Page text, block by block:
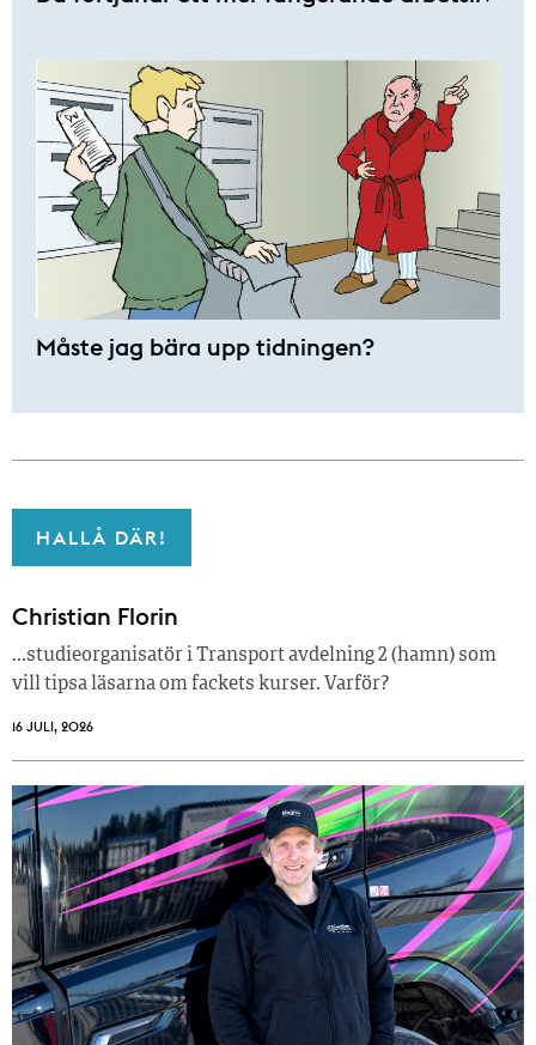
Måste jag bära upp tidningen?
HALLÅ DÄR!
Christian Florin
…studieorganisatör i Transport avdelning 2 (hamn) som
vill tipsa läsarna om fackets kurser. Varför?
16 JULI, 2026